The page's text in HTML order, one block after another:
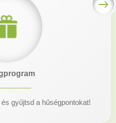
gyűjtsd a hűségpontokat!